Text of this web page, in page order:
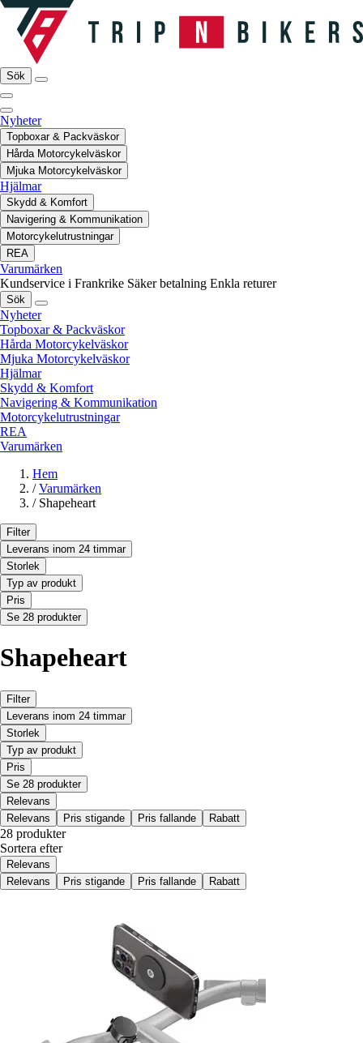
Sök
Nyheter
Topboxar & Packväskor
Hårda Motorcykelväskor
Mjuka Motorcykelväskor
Hjälmar
Skydd & Komfort
Navigering & Kommunikation
Motorcykelutrustningar
REA
Varumärken
Kundservice i Frankrike Säker betalning Enkla returer
Sök
Nyheter
Topboxar & Packväskor
Hårda Motorcykelväskor
Mjuka Motorcykelväskor
Hjälmar
Skydd & Komfort
Navigering & Kommunikation
Motorcykelutrustningar
REA
Varumärken
Hem
/ Varumärken
/ Shapeheart
Filter
Leverans inom 24 timmar
Storlek
Typ av produkt
Pris
Se 28 produkter
Shapeheart
Filter
Leverans inom 24 timmar
Storlek
Typ av produkt
Pris
Se 28 produkter
Relevans
Relevans
Pris stigande Pris fallande Rabatt
28 produkter
Sortera efter
Relevans
Relevans
Pris stigande Pris fallande Rabatt